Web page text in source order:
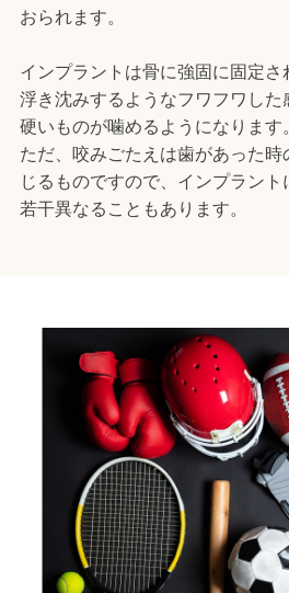
おられます。
インプラントは骨に強固に固定
浮き沈みするようなフワフワした
硬いものが噛めるようになります
ただ、咬みごたえは歯があった
じるものですので、インプラン
若干異なることもあります。